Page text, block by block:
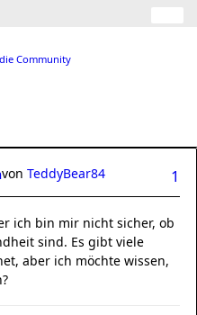
Community
1
von TeddyBear84
ich bin mir nicht sicher, ob
sind. Es gibt viele
aber ich möchte wissen,